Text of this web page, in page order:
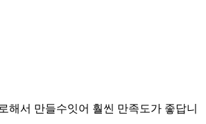
서 만들수잇어 훨씬 만족도가 좋답니